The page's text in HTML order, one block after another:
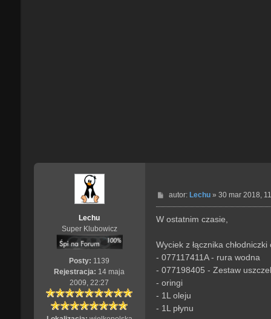
Lechu
Super Klubowicz
Posty: 1139
Rejestracja: 14 maja
2009, 22:27
P
o
s
autor: Lechu» 30 mar 2018,
W ostatnim czasie,
Wyciek z łącznika chłodniczki
- 077117411A - rura wodna
- 077198405 - Zestaw
- oringi
- 1L oleju
- 1L płynu